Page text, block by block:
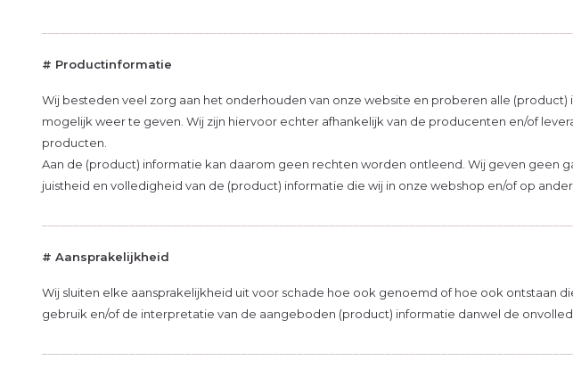
# Productinformatie
Wij besteden veel zorg aan het onderhouden van onze website en proberen alle (product)
mogelijk weer te geven. Wij zijn hiervoor echter afhankelijk van de producenten en/of
producten.
Aan de (product) informatie kan daarom geen rechten worden ontleend. Wij geven geen
juistheid en volledigheid van de (product) informatie die wij in onze webshop en/of op
# Aansprakelijkheid
Wij sluiten elke aansprakelijkheid uit voor schade hoe ook genoemd of hoe ook ontstaan
gebruik en/of de interpretatie van de aangeboden (product) informatie danwel de